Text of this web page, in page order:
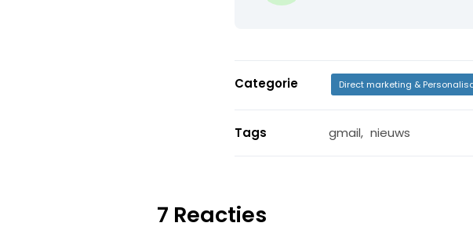
Categorie Direct marketing &
Tags gmail, nieuws
7 Reacties